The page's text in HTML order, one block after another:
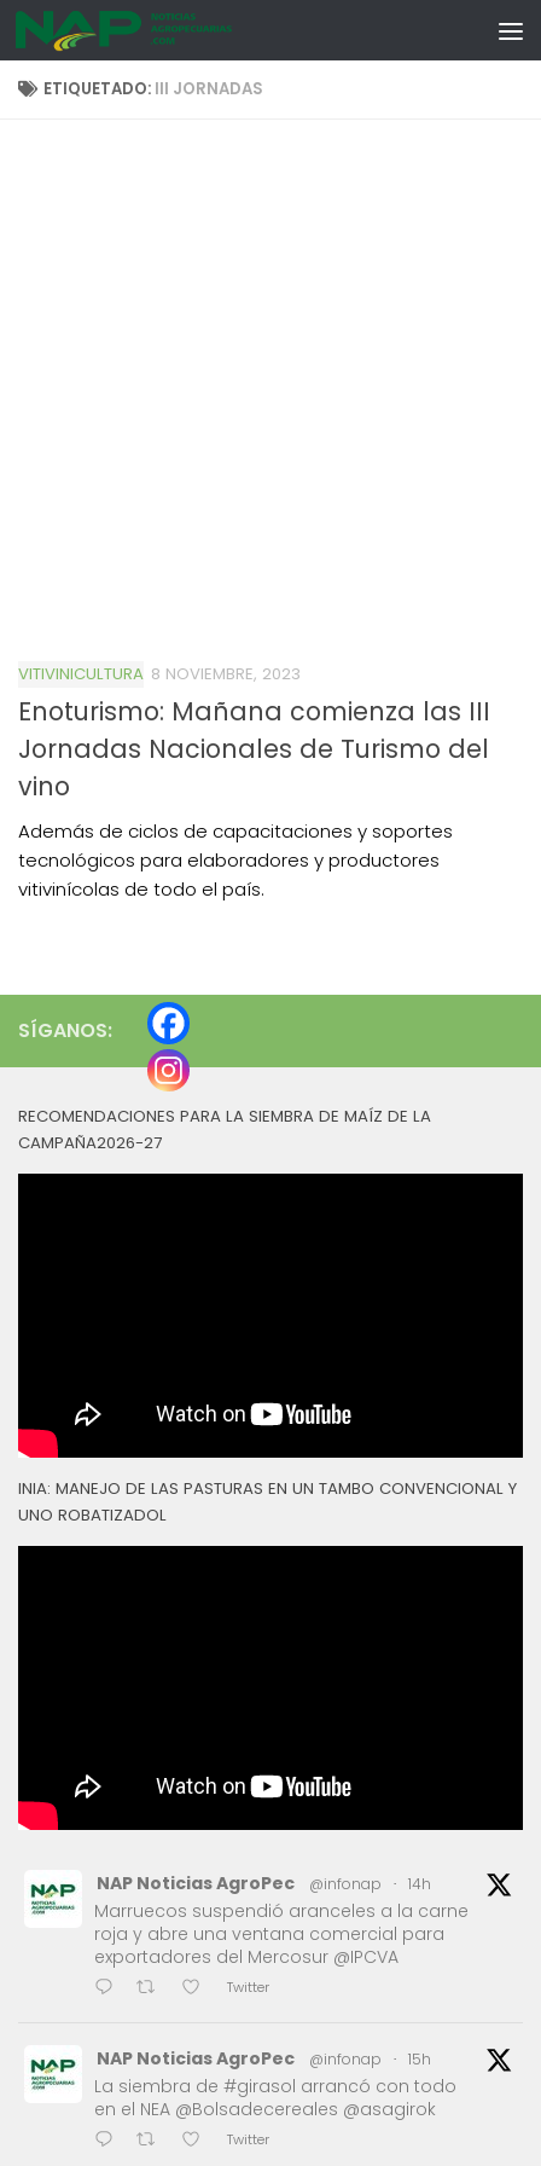
Skip to content
ETIQUETADO: III JORNADAS
VITIVINICULTURA 8 NOVIEMBRE, 2023
Enoturismo: Mañana comienza las III
Jornadas Nacionales de Turismo del
vino
Además de ciclos de capacitaciones y soportes
tecnológicos para elaboradores y productores
vitivinícolas de todo el país.
SÍGANOS:
RECOMENDACIONES PARA LA SIEMBRA DE MAÍZ DE LA
CAMPAÑA2026-27
INIA: MANEJO DE LAS PASTURAS EN UN TAMBO CONVENCIONAL Y
UNO ROBATIZADOL
NAP Noticias AgroPec @infonap · 14h
Marruecos suspendió aranceles a la carne
roja y abre una ventana comercial para
exportadores del Mercosur @IPCVA
Twitter
NAP Noticias AgroPec @infonap · 15h
La siembra de #girasol arrancó con todo
en el NEA @Bolsadecereales @asagirok
Twitter